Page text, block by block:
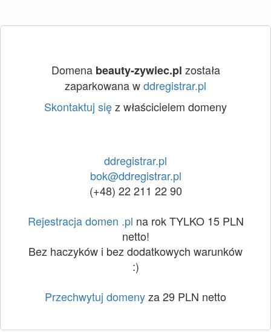
Domena beauty-zywiec.pl została
zaparkowana wddregistrar.pl
Skontaktuj sięz właścicielem domeny
ddregistrar.pl
bok@ddregistrar.pl
(+48) 22 211 22 90
Rejestracja domen .pl na rok TYLKO 15 PLN
netto!
Bez haczyków i bez dodatkowych warunków
:)
Przechwytuj domenyza 29 PLN netto